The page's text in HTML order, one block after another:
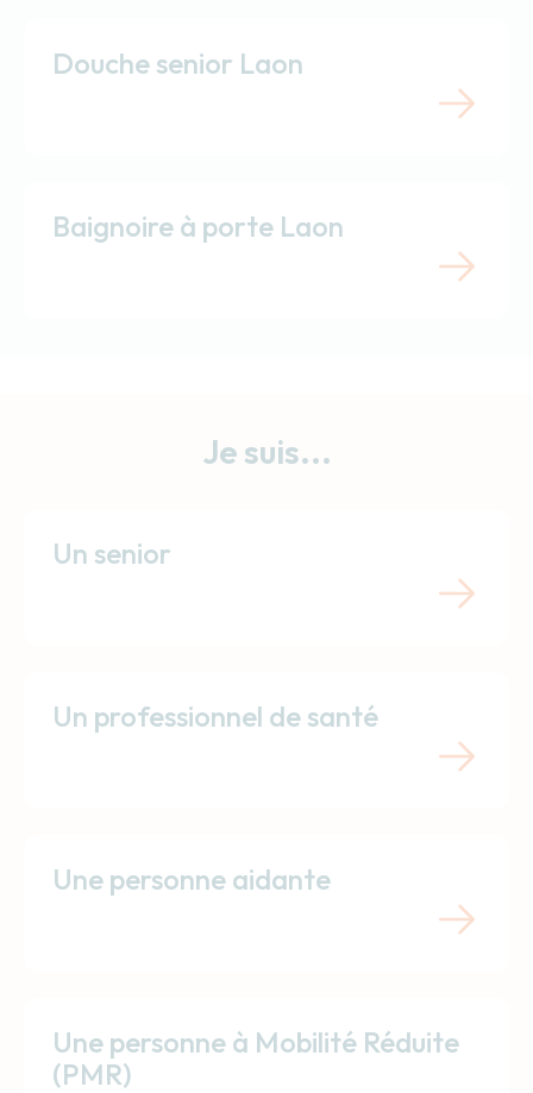
Douche senior Laon
Baignoire à porte Laon
Je suis...
Un senior
Un professionnel de santé
Une personne aidante
Une personne à Mobilité Réduite
(PMR)